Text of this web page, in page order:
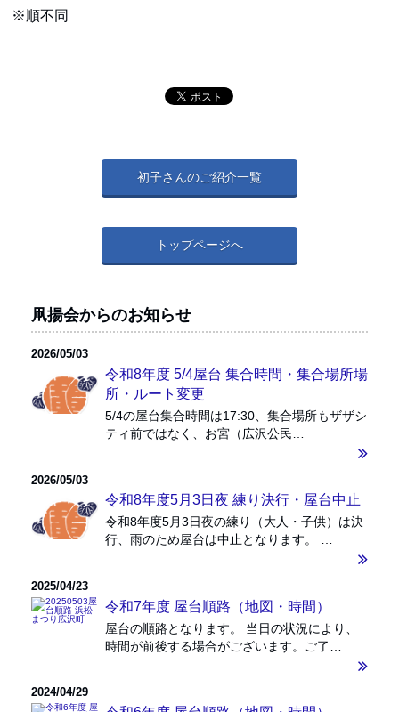
※順不同
初子さんのご紹介一覧
トップページへ
凧揚会からのお知らせ
2026/05/03
令和8年度 5/4屋台 集合時間・集合場所場
所・ルート変更
5/4の屋台集合時間は17:30、集合場所もザザシ
ティ前ではなく、お宮（広沢公民…
2026/05/03
令和8年度5月3日夜 練り決行・屋台中止
令和8年度5月3日夜の練り（大人・子供）は決
行、雨のため屋台は中止となります。 …
2025/04/23
令和7年度 屋台順路（地図・時間）
屋台の順路となります。 当日の状況により、
時間が前後する場合がございます。ご了…
2024/04/29